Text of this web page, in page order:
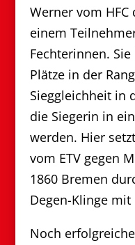
Werner vom HFC
einem
Fechterinnen.
Plätze in der
Sieggleichheit in
die Siegerin in
werden. Hier
vom ETV gegen
1860 Bremen
Degen-Klinge
Noch